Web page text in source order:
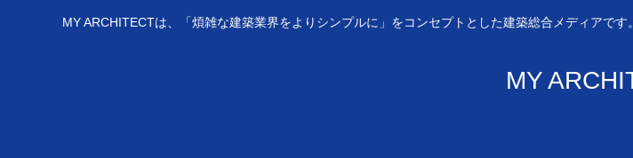
MY ARCHITECTは、「煩雑な建築業界をよりシンプルに」をコンセプトとした建築総合メディアで
MY